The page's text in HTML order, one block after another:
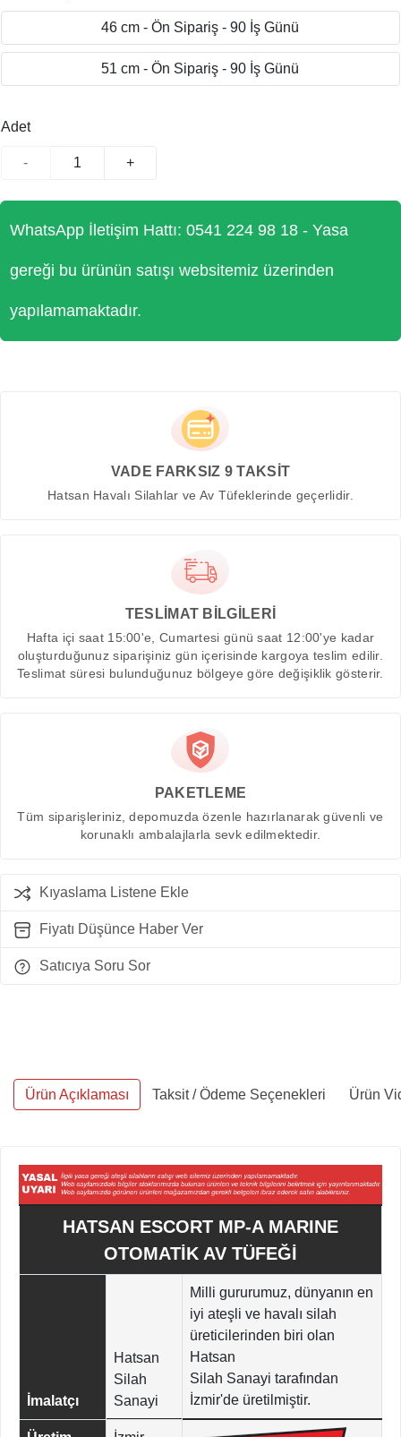
46 cm - Ön Sipariş - 90 İş Günü
51 cm - Ön Sipariş - 90 İş Günü
Adet
- +
WhatsApp İletişim Hattı: 0541 224 98 18 - Yasa
gereği bu ürünün satışı websitemiz üzerinden
yapılamamaktadır.
VADE FARKSIZ 9 TAKSİT
Hatsan Havalı Silahlar ve Av Tüfeklerinde geçerlidir.
TESLİMAT BİLGİLERİ
Hafta içi saat 15:00'e, Cumartesi günü saat 12:00'ye kadar
oluşturduğunuz siparişiniz gün içerisinde kargoya teslim edilir.
Teslimat süresi bulunduğunuz bölgeye göre değişiklik gösterir.
PAKETLEME
Tüm siparişleriniz, depomuzda özenle hazırlanarak güvenli ve
korunaklı ambalajlarla sevk edilmektedir.
Kıyaslama Listene Ekle
Fiyatı Düşünce Haber Ver
Satıcıya Soru Sor
Ürün Açıklaması Taksit / Ödeme Seçenekleri Ürün
HATSAN ESCORT MP-A MARINE
OTOMATİK AV TÜFEĞİ
İmalatçı
Hatsan
Silah
Sanayi
Milli gururumuz, dünyanın en
iyi ateşli ve havalı silah
üreticilerinden biri olan
Hatsan
Silah Sanayi tarafından
İzmir'de üretilmiştir.